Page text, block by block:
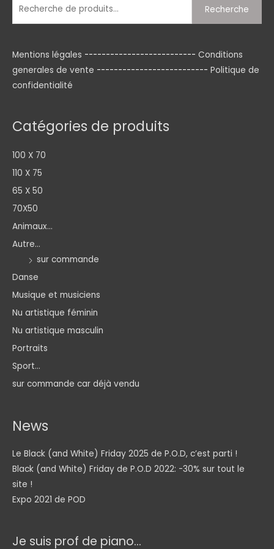
Recherche
Mentions légales -------------------------- Conditions
generales de vente -------------------------- Politique de
confidentialité
Catégories de produits
100 X 70
110 X 75
65 X 50
70X50
Animaux...
Autre...
sur commande
Danse
Musique et musiciens
Nu artistique féminin
Nu artistique masculin
Portraits
Sport...
sur commande car déjà vendu
News
Le Black (and White) Friday 2025 de P.O.D, c’est parti !
Black (and White) Friday de P.O.D 2022: -30% sur tout le
site !
Expo 2021 de POD
Je suis prof de piano...